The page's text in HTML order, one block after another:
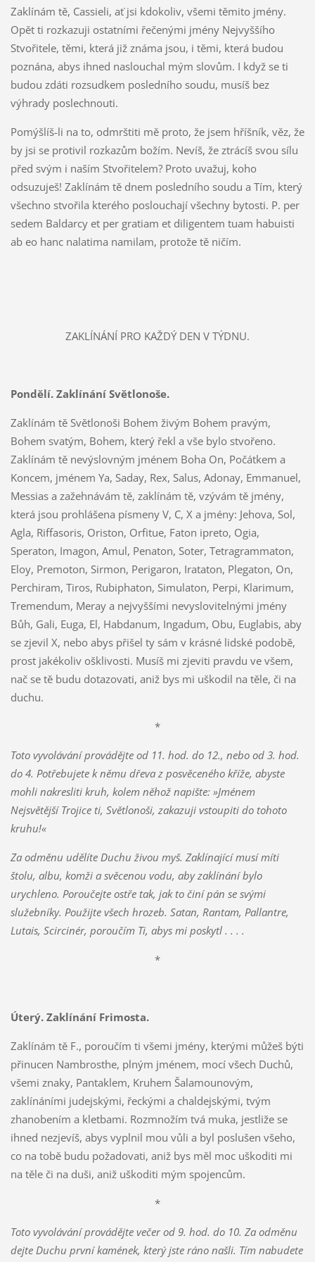
Zaklínám tě, Cassieli, ať jsi kdokoliv, všemi těmito jmény.
Opět ti rozkazuji ostatními řečenými jmény Nejvyššího
Stvořitele, těmi, která již známa jsou, i těmi, která budou
poznána, abys ihned naslouchal mým slovům. I když se ti
budou zdáti rozsudkem posledního soudu, musíš bez
výhrady poslechnouti.
Pomýšlíš-li na to, odmrštiti mě proto, že jsem hříšník, věz, že
by jsi se protivil rozkazům božím. Nevíš, že ztrácíš svou sílu
před svým i naším Stvořitelem? Proto uvažuj, koho
odsuzuješ! Zaklínám tě dnem posledního soudu a Tím, který
všechno stvořila kterého poslouchají všechny bytosti. P. per
sedem Baldarcy et per gratiam et diligentem tuam habuisti
ab eo hanc nalatima namilam, protože tě ničím.
ZAKLÍNÁNÍ PRO KAŽDÝ DEN V TÝDNU.
Pondělí. Zaklínání Světlonoše.
Zaklínám tě Světlonoši Bohem živým Bohem pravým,
Bohem svatým, Bohem, který řekl a vše bylo stvořeno.
Zaklínám tě nevýslovným jménem Boha On, Počátkem a
Koncem, jménem Ya, Saday, Rex, Salus, Adonay, Emmanuel,
Messias a zažehnávám tě, zaklínám tě, vzývám tě jmény,
která jsou prohlášena písmeny V, C, X a jmény: Jehova, Sol,
Agla, Riffasoris, Oriston, Orfitue, Faton ipreto, Ogia,
Speraton, Imagon, Amul, Penaton, Soter, Tetragrammaton,
Eloy, Premoton, Sirmon, Perigaron, Irataton, Plegaton, On,
Perchiram, Tiros, Rubiphaton, Simulaton, Perpi, Klarimum,
Tremendum, Meray a nejvyššími nevyslovitelnými jmény
Bůh, Gali, Euga, El, Habdanum, Ingadum, Obu, Euglabis, aby
se zjevil X, nebo abys přišel ty sám v krásné lidské podobě,
prost jakékoliv ošklivosti. Musíš mi zjeviti pravdu ve všem,
nač se tě budu dotazovati, aniž bys mi uškodil na těle, či na
duchu.
*
Toto vyvolávání provádějte od 11. hod. do 12., nebo od 3. hod.
do 4. Potřebujete k němu dřeva z posvěceného kříže, abyste
mohli nakresliti kruh, kolem něhož napište: »Jménem
Nejsvětější Trojice ti, Světlonoši, zakazuji vstoupiti do tohoto
kruhu!«
Za odměnu udělíte Duchu živou myš. Zaklínající musí míti
štolu, albu, komži a svěcenou vodu, aby zaklínání bylo
urychleno. Poroučejte ostře tak, jak to činí pán se svými
služebníky. Použijte všech hrozeb. Satan, Rantam, Pallantre,
Lutais, Scircinér, poroučím Ti, abys mi poskytl . . . .
*
Úterý. Zaklínání Frimosta.
Zaklínám tě F., poroučím ti všemi jmény, kterými můžeš býti
přinucen Nambrosthe, plným jménem, mocí všech Duchů,
všemi znaky, Pantaklem, Kruhem Šalamounovým,
zaklínáními judejskými, řeckými a chaldejskými, tvým
zhanobením a kletbami. Rozmnožím tvá muka, jestliže se
ihned nezjevíš, abys vyplnil mou vůli a byl poslušen všeho,
co na tobě budu požadovati, aniž bys měl moc uškoditi mi
na těle či na duši, aniž uškoditi mým spojencům.
*
Toto vyvolávání provádějte večer od 9. hod. do 10. Za odměnu
dejte Duchu první kamének, který jste ráno našli. Tím nabudete